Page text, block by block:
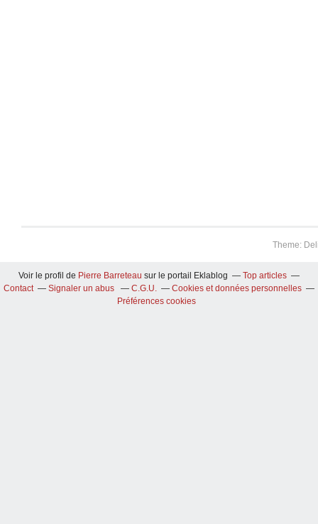
Theme:
Voir le profil de Pierre Barreteau sur le portail Eklablog
Top articles
Contact
Signaler un abus C.G.U.
Cookies et données personnelles
Préférences cookies